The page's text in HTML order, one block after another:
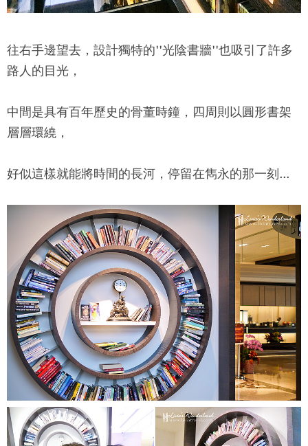
往右手邊望去，設計獨特的''光陰書牆''也吸引了許多
路人的目光，
中間是具有百年歷史的骨董時鐘，四周則以圓形書架
層層環繞，
好似這樣就能將時間的長河，停留在雋永的那一刻...